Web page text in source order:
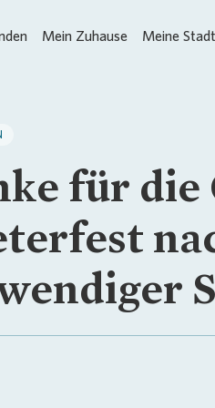
Mein Zuhause Meine Stadt
für die